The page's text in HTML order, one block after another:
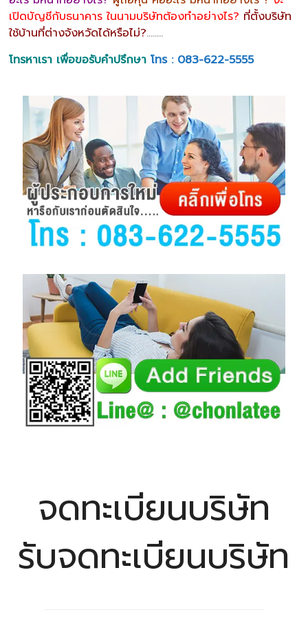
เปิดบัญชีกับธนาคาร ในนามบริษัทต้องทำอย่างไร? ที่ตั้งบริษัท
ใช้บ้านที่ต่างจังหวัดได้หรือไม่?……..
โทรหาเรา เพื่อขอรับคำปรึกษา โทร : 083-622-5555
จดทะเบียนบริษัท
รับจดทะเบียนบริษัท